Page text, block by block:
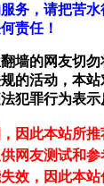
务，请把苦
责任！
墙的网友切
的活动，本
犯罪行为表示
因此本站所
网友测试和
效，因此本